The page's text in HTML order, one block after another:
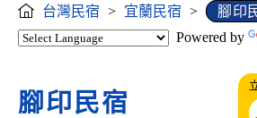
台灣民宿 > 宜蘭民宿 >
腳印
Powered by
腳印民宿